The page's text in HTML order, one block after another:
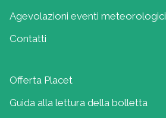
Agevolazioni eventi meteorologici
Contatti
Offerta Placet
Guida alla lettura della bolletta